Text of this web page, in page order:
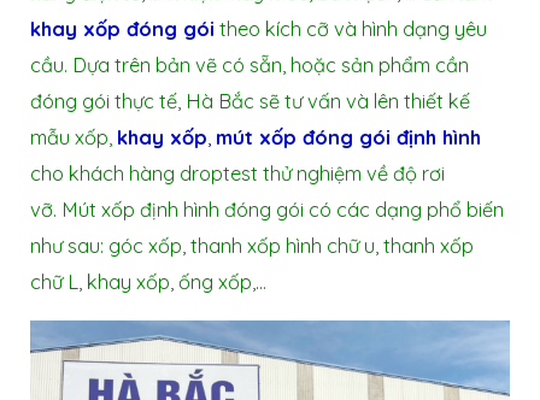
khay xốp đóng gói theo kích cỡ và hình dạng yêu
cầu. Dựa trên bản vẽ có sẵn, hoặc sản phẩm cần
đóng gói thực tế, Hà Bắc sẽ tư vấn và lên thiết kế
mẫu xốp, khay xốp, mút xốp đóng gói định hình
cho khách hàng droptest thử nghiệm về độ rơi
vỡ. Mút xốp định hình đóng gói có các dạng phổ biến
như sau: góc xốp, thanh xốp hình chữ u, thanh xốp
chữ L, khay xốp, ống xốp,…